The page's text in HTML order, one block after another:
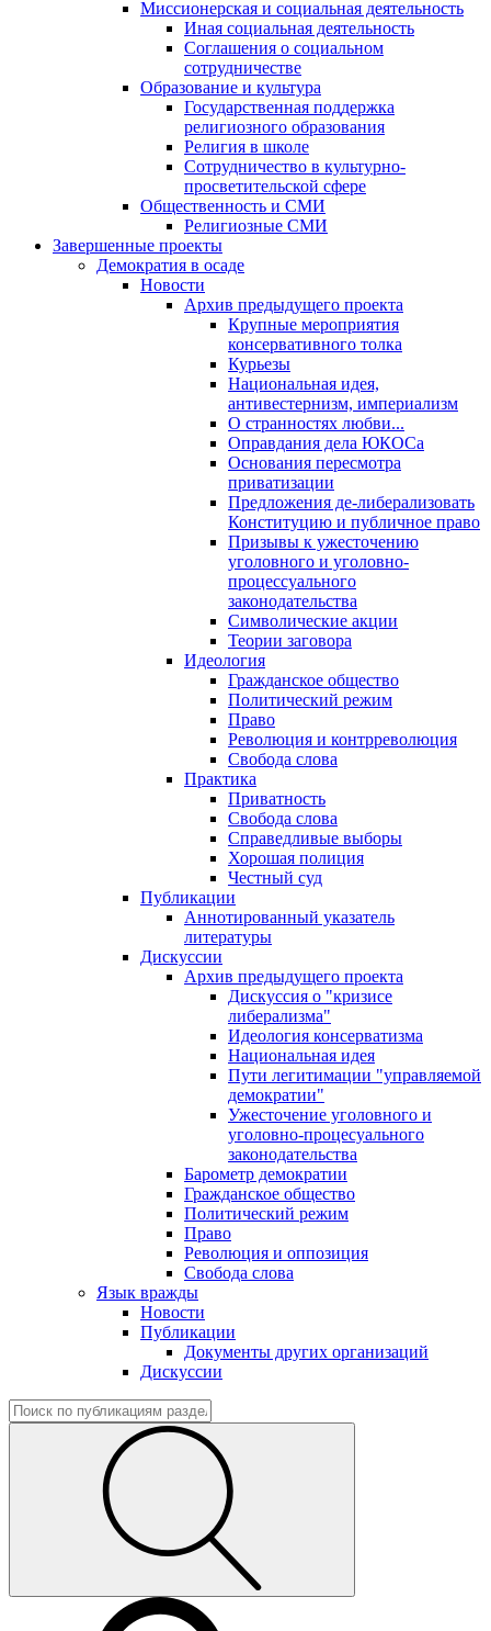
Миссионерская и социальная деятельность
Иная социальная деятельность
Соглашения о социальном
сотрудничестве
Образование и культура
Государственная поддержка
религиозного образования
Религия в школе
Сотрудничество в культурно-
просветительской сфере
Общественность и СМИ
Религиозные СМИ
Завершенные проекты
Демократия в осаде
Новости
Архив предыдущего проекта
Крупные мероприятия
консервативного толка
Курьезы
Национальная идея,
антивестернизм, империализм
О странностях любви...
Оправдания дела ЮКОСа
Основания пересмотра
приватизации
Предложения де-либерализовать
Конституцию и публичное право
Призывы к ужесточению
уголовного и уголовно-
процессуального
законодательства
Символические акции
Теории заговора
Идеология
Гражданское общество
Политический режим
Право
Революция и контрреволюция
Свобода слова
Практика
Приватность
Свобода слова
Справедливые выборы
Хорошая полиция
Честный суд
Публикации
Аннотированный указатель
литературы
Дискуссии
Архив предыдущего проекта
Дискуссия о "кризисе
либерализма"
Идеология консерватизма
Национальная идея
Пути легитимации "управляемой
демократии"
Ужесточение уголовного и
уголовно-процесуального
законодательства
Барометр демократии
Гражданское общество
Политический режим
Право
Революция и оппозиция
Свобода слова
Язык вражды
Новости
Публикации
Документы других организаций
Дискуссии